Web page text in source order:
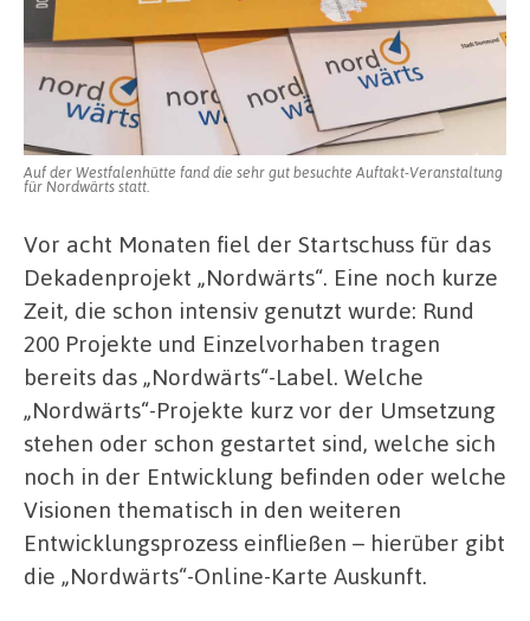
Auf der Westfalenhütte fand die sehr gut besuchte Auftakt-Veranstaltung
für Nordwärts statt.
Vor acht Monaten fiel der Startschuss für das
Dekadenprojekt „Nordwärts“. Eine noch kurze
Zeit, die schon intensiv genutzt wurde: Rund
200 Projekte und Einzelvorhaben tragen
bereits das „Nordwärts“-Label. Welche
„Nordwärts“-Projekte kurz vor der Umsetzung
stehen oder schon gestartet sind, welche sich
noch in der Entwicklung befinden oder welche
Visionen thematisch in den weiteren
Entwicklungsprozess einfließen – hierüber gibt
die „Nordwärts“-Online-Karte Auskunft.